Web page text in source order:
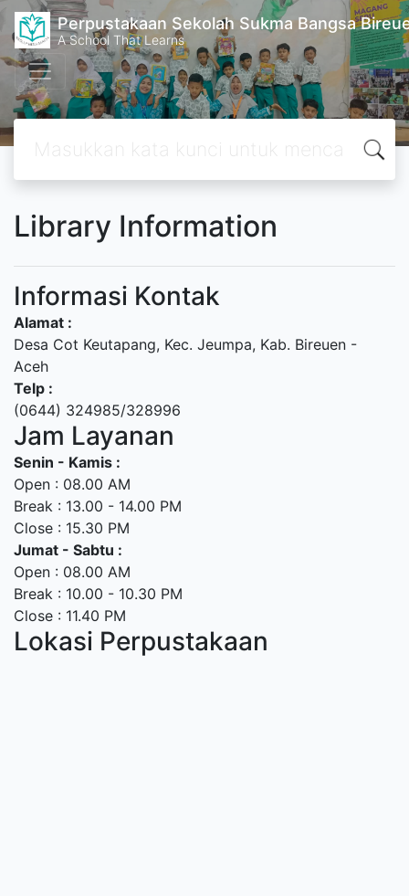
Perpustakaan Sekolah Sukma Bangsa
A School That Learns
Library Information
Informasi Kontak
Alamat :
Desa Cot Keutapang, Kec. Jeumpa, Kab. Bireuen -
Aceh
Telp :
(0644) 324985/328996
Jam Layanan
Senin - Kamis :
Open : 08.00 AM
Break : 13.00 - 14.00 PM
Close : 15.30 PM
Jumat - Sabtu :
Open : 08.00 AM
Break : 10.00 - 10.30 PM
Close : 11.40 PM
Lokasi Perpustakaan